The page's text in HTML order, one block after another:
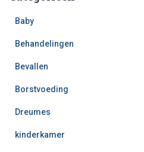
Baby
Behandelingen
Bevallen
Borstvoeding
Dreumes
kinderkamer